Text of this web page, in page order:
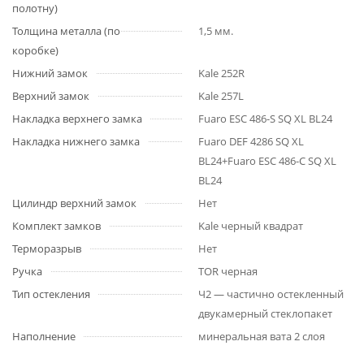
полотну)
Толщина металла (по
коробке)
1,5 мм.
Нижний замок
Kale 252R
Верхний замок
Kale 257L
Накладка верхнего замка
Fuaro ESC 486-S SQ XL BL24
Накладка нижнего замка
Fuaro DEF 4286 SQ XL
BL24+Fuaro ESC 486-C SQ XL
BL24
Цилиндр верхний замок
Нет
Комплект замков
Kale черный квадрат
Терморазрыв
Нет
Ручка
TOR черная
Тип остекления
Ч2 — частично остекленный
двукамерный стеклопакет
Наполнение
минеральная вата 2 слоя